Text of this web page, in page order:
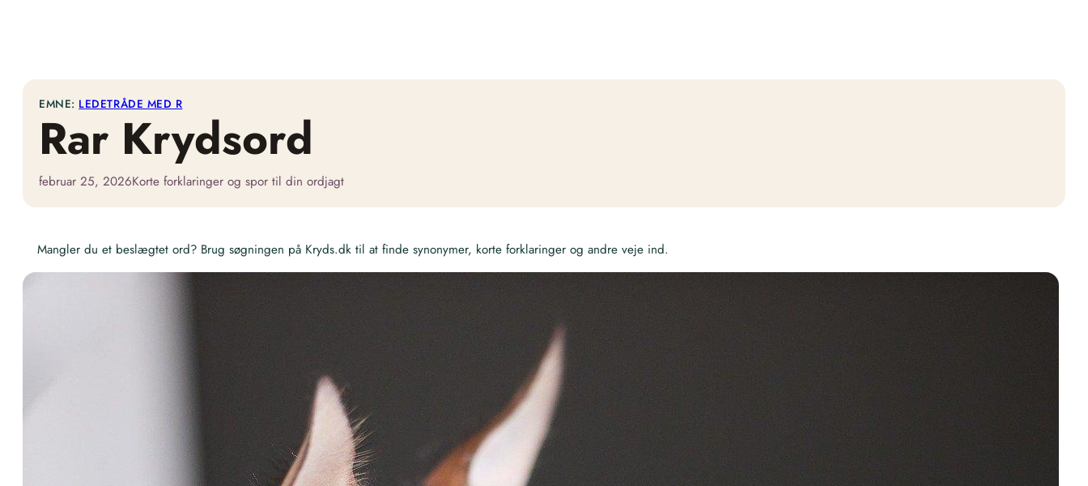
EMNE: LEDETRÅDE MED R
Rar Krydsord
februar 25, 2026Korte forklaringer og spor til din ordjagt
Mangler du et beslægtet ord? Brug søgningen på Kryds.dk til at finde synonymer, korte forklaringer og andre veje ind.